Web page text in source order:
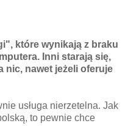
które wynikają z braku
Inni starają się,
nic, nawet jeżeli oferuje
usługa nierzetelna. Jak
to pewnie chce